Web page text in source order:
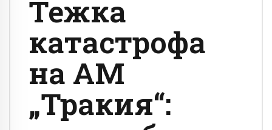
Тежка
катастрофа
на АМ
„Тракия“: